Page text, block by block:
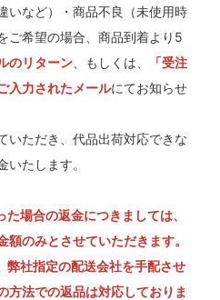
いなど）・商品不良（未使用時
ご希望の場合、商品到着より5
のリターン 、もしくは、
「受注
入力されたメールにてお知らせ
いただき、代品出荷対応できな
いたします。
場合の返金につきましては、
額のみとさせていただきます。
弊社指定の配送会社を手配させ
方法での返品は対応しておりま